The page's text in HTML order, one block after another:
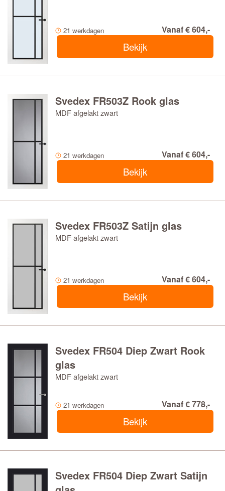
21 werkdagen Vanaf € 604,-
Bekijk
Svedex FR503Z Rook glas
MDF afgelakt zwart
21 werkdagen Vanaf € 604,-
Bekijk
Svedex FR503Z Satijn glas
MDF afgelakt zwart
21 werkdagen Vanaf € 604,-
Bekijk
Svedex FR504 Diep Zwart Rook
glas
MDF afgelakt zwart
21 werkdagen Vanaf € 778,-
Bekijk
Svedex FR504 Diep Zwart Satijn